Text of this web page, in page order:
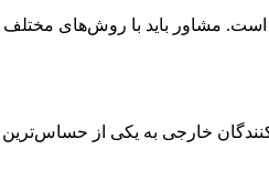
است. مشاور باید با روش‌های
خارجی به یکی از